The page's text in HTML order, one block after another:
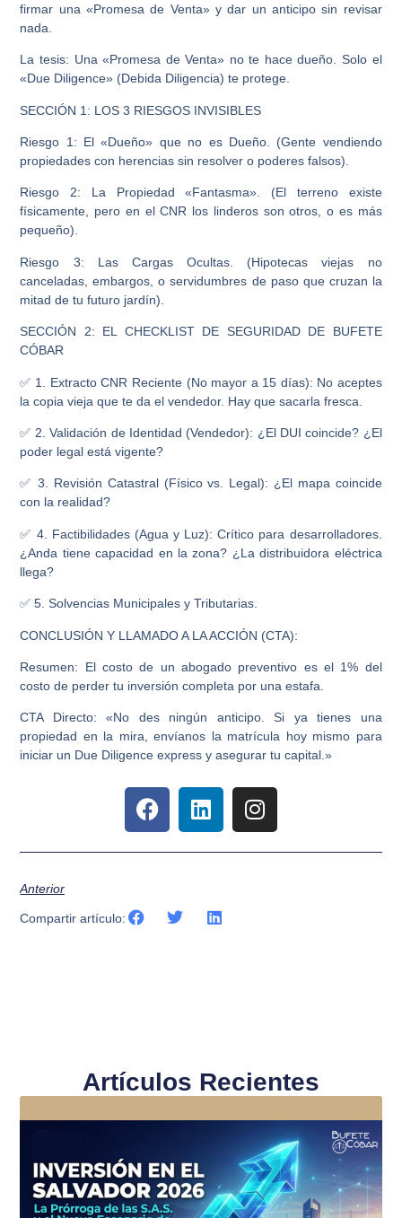
firmar una «Promesa de Venta» y dar un anticipo sin revisar
nada.
La tesis: Una «Promesa de Venta» no te hace dueño. Solo el
«Due Diligence» (Debida Diligencia) te protege.
SECCIÓN 1: LOS 3 RIESGOS INVISIBLES
Riesgo 1: El «Dueño» que no es Dueño. (Gente vendiendo
propiedades con herencias sin resolver o poderes falsos).
Riesgo 2: La Propiedad «Fantasma». (El terreno existe
físicamente, pero en el CNR los linderos son otros, o es más
pequeño).
Riesgo 3: Las Cargas Ocultas. (Hipotecas viejas no
canceladas, embargos, o servidumbres de paso que cruzan la
mitad de tu futuro jardín).
SECCIÓN 2: EL CHECKLIST DE SEGURIDAD DE BUFETE
CÓBAR
✅ 1. Extracto CNR Reciente (No mayor a 15 días): No aceptes
la copia vieja que te da el vendedor. Hay que sacarla fresca.
✅ 2. Validación de Identidad (Vendedor): ¿El DUI coincide? ¿El
poder legal está vigente?
✅ 3. Revisión Catastral (Físico vs. Legal): ¿El mapa coincide
con la realidad?
✅ 4. Factibilidades (Agua y Luz): Crítico para desarrolladores.
¿Anda tiene capacidad en la zona? ¿La distribuidora eléctrica
llega?
✅ 5. Solvencias Municipales y Tributarias.
CONCLUSIÓN Y LLAMADO A LA ACCIÓN (CTA):
Resumen: El costo de un abogado preventivo es el 1% del
costo de perder tu inversión completa por una estafa.
CTA Directo: «No des ningún anticipo. Si ya tienes una
propiedad en la mira, envíanos la matrícula hoy mismo para
iniciar un Due Diligence express y asegurar tu capital.»
Anterior
Compartir artículo:
Artículos Recientes